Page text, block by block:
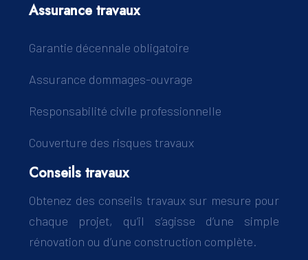
Assurance travaux
Garantie décennale obligatoire
Assurance dommages-ouvrage
Responsabilité civile professionnelle
Couverture des risques travaux
Conseils travaux
Obtenez des conseils travaux sur mesure pour
chaque projet, qu’il s’agisse d’une simple
rénovation ou d’une construction complète.